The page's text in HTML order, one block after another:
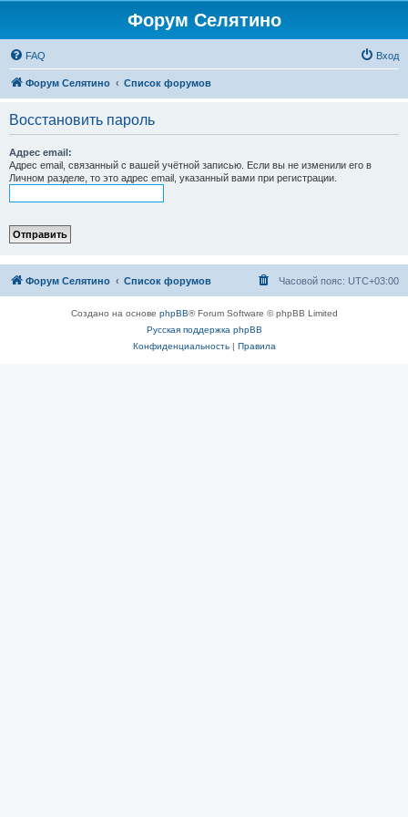
Форум Селятино
FAQ Вход
Форум Селятино Список форумов
Восстановить пароль
Адрес email:
Адрес email, связанный с вашей учётной записью. Если вы не изменили его в
Личном разделе, то это адрес email, указанный вами при регистрации.
Форум Селятино Список форумов Часовой пояс: UTC+03:00
Создано на основе phpBB® Forum Software © phpBB Limited
Русская поддержка phpBB
Конфиденциальность| Правила